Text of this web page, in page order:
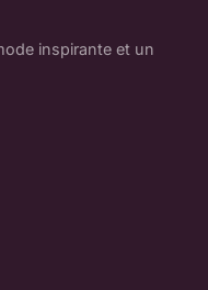
inspirante et un